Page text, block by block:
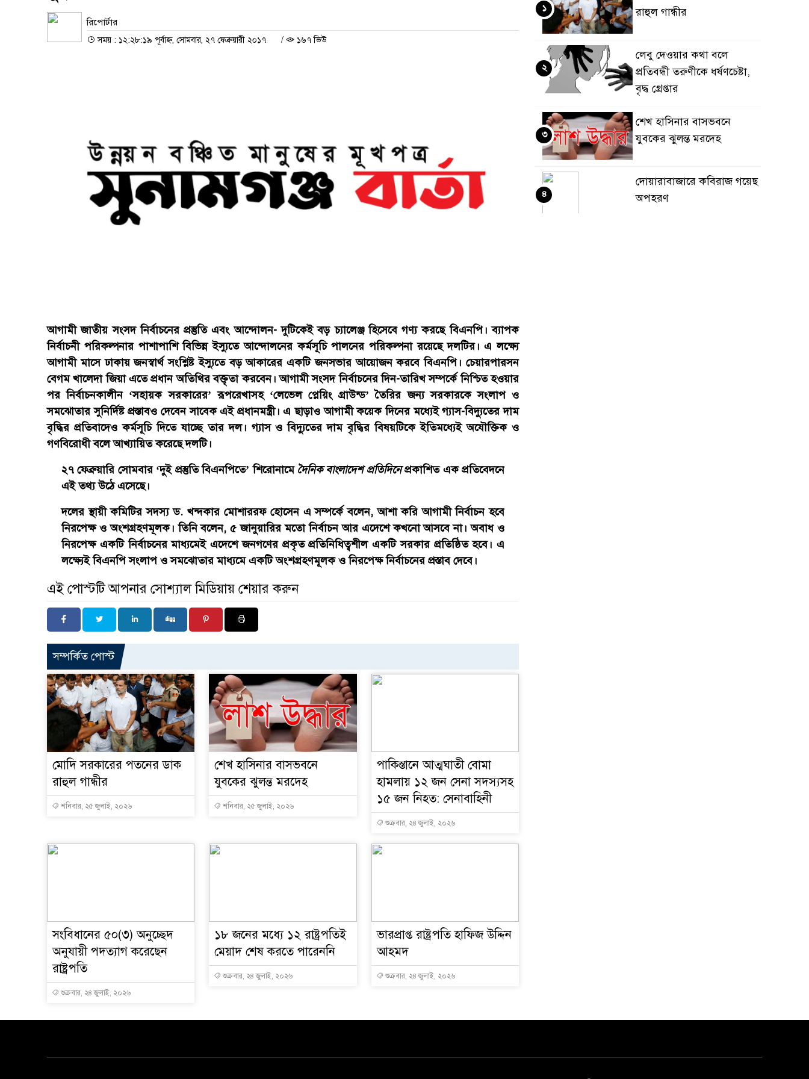
রিপোর্টার
সময় : ১২:২৮:১৯ পূর্বাহ্ন, সোমবার, ২৭ ফেব্রুয়ারী ২০১৭ / ১৬৭ ভিউ
আগামী জাতীয় সংসদ নির্বাচনের প্রস্তুতি এবং আন্দোলন- দুটিকেই বড় চ্যালেঞ্জ হিসেবে গণ্য করছে বিএনপি। ব্যাপক
নির্বাচনী পরিকল্পনার পাশাপাশি বিভিন্ন ইস্যুতে আন্দোলনের কর্মসূচি পালনের পরিকল্পনা রয়েছে দলটির। এ লক্ষ্যে
আগামী মাসে ঢাকায় জনস্বার্থ সংশ্লিষ্ট ইস্যুতে বড় আকারের একটি জনসভার আয়োজন করবে বিএনপি। চেয়ারপারসন
বেগম খালেদা জিয়া এতে প্রধান অতিথির বক্তৃতা করবেন। আগামী সংসদ নির্বাচনের দিন-তারিখ সম্পর্কে নিশ্চিত হওয়ার
পর নির্বাচনকালীন ‘সহায়ক সরকারের’ রূপরেখাসহ ‘লেভেল প্লেয়িং গ্রাউন্ড’ তৈরির জন্য সরকারকে সংলাপ ও
সমঝোতার সুনির্দিষ্ট প্রস্তাবও দেবেন সাবেক এই প্রধানমন্ত্রী। এ ছাড়াও আগামী কয়েক দিনের মধ্যেই গ্যাস-বিদ্যুতের দাম
বৃদ্ধির প্রতিবাদেও কর্মসূচি দিতে যাচ্ছে তার দল। গ্যাস ও বিদ্যুতের দাম বৃদ্ধির বিষয়টিকে ইতিমধ্যেই অযৌক্তিক ও
গণবিরোধী বলে আখ্যায়িত করেছে দলটি।
২৭ ফেব্রুয়ারি সোমবার ‘দুই প্রস্তুতি বিএনপিতে’ শিরোনামেদৈনিক বাংলাদেশ প্রতিদিনেপ্রকাশিত এক প্রতিবেদনে
এই তথ্য উঠে এসেছে।
দলের স্থায়ী কমিটির সদস্য ড. খন্দকার মোশাররফ হোসেন এ সম্পর্কে বলেন, আশা করি আগামী নির্বাচন হবে
নিরপেক্ষ ও অংশগ্রহণমূলক। তিনি বলেন, ৫ জানুয়ারির মতো নির্বাচন আর এদেশে কখনো আসবে না। অবাধ ও
নিরপেক্ষ একটি নির্বাচনের মাধ্যমেই এদেশে জনগণের প্রকৃত প্রতিনিধিত্বশীল একটি সরকার প্রতিষ্ঠিত হবে। এ
লক্ষ্যেই বিএনপি সংলাপ ও সমঝোতার মাধ্যমে একটি অংশগ্রহণমূলক ও নিরপেক্ষ নির্বাচনের প্রস্তাব দেবে।
এই পোস্টটি আপনার সোশ্যাল মিডিয়ায় শেয়ার করুন
সম্পর্কিত পোস্ট
মোদি সরকারের পতনের ডাক
রাহুল গান্ধীর
শনিবার, ২৫ জুলাই, ২০২৬
শেখ হাসিনার বাসভবনে
যুবকের ঝুলন্ত মরদেহ
শনিবার, ২৫ জুলাই, ২০২৬
পাকিস্তানে আত্মঘাতী বোমা
হামলায় ১২ জন সেনা সদস্যসহ
১৫ জন নিহত: সেনাবাহিনী
শুক্রবার, ২৪ জুলাই, ২০২৬
সংবিধানের ৫০(৩) অনুচ্ছেদ
অনুযায়ী পদত্যাগ করেছেন
রাষ্ট্রপতি
শুক্রবার, ২৪ জুলাই, ২০২৬
১৮ জনের মধ্যে ১২ রাষ্ট্রপতিই
মেয়াদ শেষ করতে পারেননি
শুক্রবার, ২৪ জুলাই, ২০২৬
ভারপ্রাপ্ত রাষ্ট্রপতি হাফিজ উদ্দিন
আহমদ
শুক্রবার, ২৪ জুলাই, ২০২৬
রাহুল গান্ধীর
১
লেবু দেওয়ার কথা বলে
প্রতিবন্ধী তরুণীকে ধর্ষণচেষ্টা,
বৃদ্ধ গ্রেপ্তার
২
শেখ হাসিনার বাসভবনে
যুবকের ঝুলন্ত মরদেহ
৩
দোয়ারাবাজারে কবিরাজ গয়েছ
অপহরণ
৪